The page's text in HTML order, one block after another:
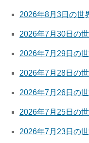
2026年8月3日の世
2026年7月30日の
2026年7月29日の
2026年7月28日の
2026年7月26日の
2026年7月25日の
2026年7月23日の